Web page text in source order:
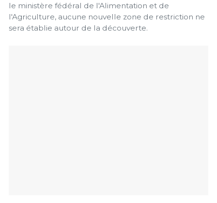
le ministère fédéral de l'Alimentation et de
l'Agriculture, aucune nouvelle zone de restriction ne
sera établie autour de la découverte.